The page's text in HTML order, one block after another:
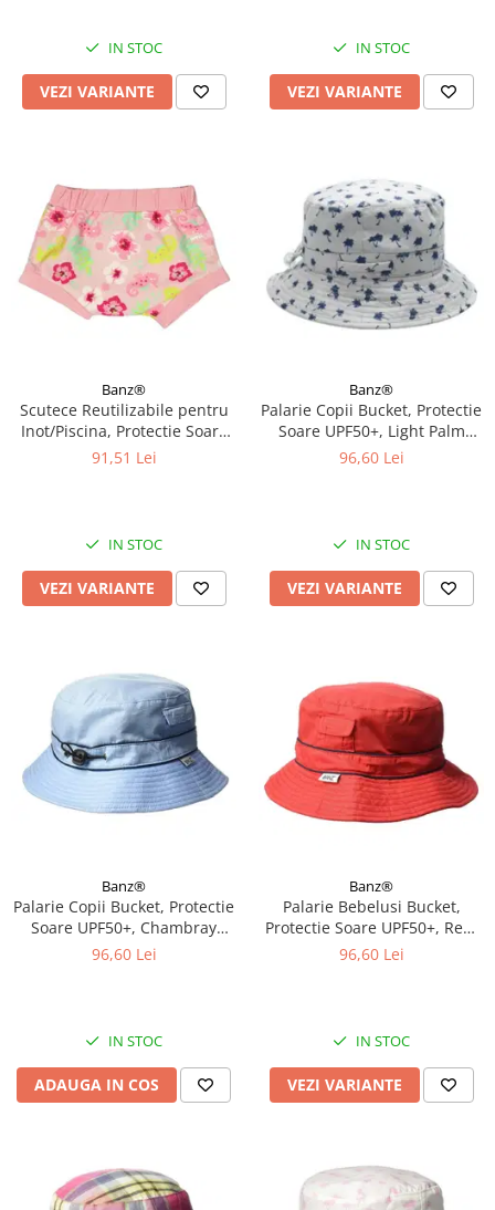
IN STOC
VEZI VARIANTE
IN STOC
VEZI VARIANTE
Banz®
Scutece Reutilizabile pentru
Inot/Piscina, Protectie Soare
UPF50+, Floral Pink, Diverse
91,51 Lei
IN STOC
VEZI VARIANTE
Banz®
Palarie Copii Bucket, Protectie
Soare UPF50+, Light Palm
Tree, Diverse marimi
96,60 Lei
IN STOC
VEZI VARIANTE
Banz®
Palarie Copii Bucket, Protectie
Soare UPF50+, Chambray
Blue, 2 - 4 ani
96,60 Lei
IN STOC
ADAUGA IN COS
Banz®
Palarie Bebelusi Bucket,
Protectie Soare UPF50+, Red,
Diverse marimi
96,60 Lei
IN STOC
VEZI VARIANTE